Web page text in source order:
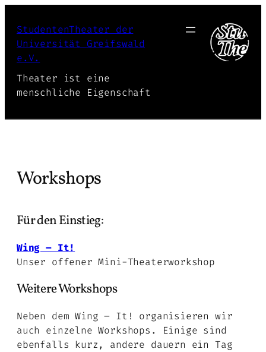
Inhalt
springen
StudentenTheater der
Universität Greifswald
e.V.
Theater ist eine
menschliche Eigenschaft
Workshops
Für den Einstieg:
Wing – It!
Unser offener Mini-Theaterworkshop
Weitere Workshops
Neben dem Wing – It! organisieren wir
auch einzelne Workshops. Einige sind
ebenfalls kurz, andere dauern ein Tag